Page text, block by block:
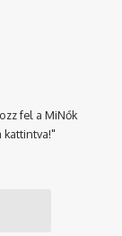
fel a MiNők
kattintva!"